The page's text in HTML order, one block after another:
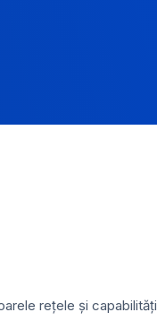
rețele și capabilități